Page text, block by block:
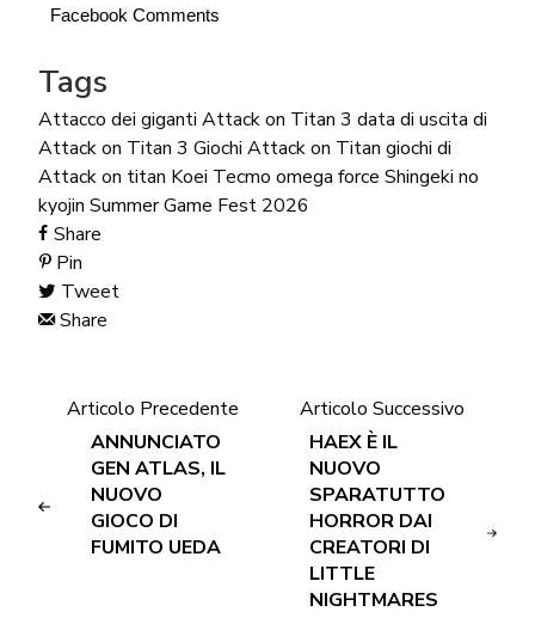
Facebook Comments
Tags
Attacco dei giganti Attack on Titan 3 data di uscita di
Attack on Titan 3 Giochi Attack on Titan giochi di
Attack on titan Koei Tecmo omega force Shingeki no
kyojin Summer Game Fest 2026
Share
Pin
Tweet
Share
Articolo Precedente
ANNUNCIATO
GEN ATLAS, IL
NUOVO
GIOCO DI
FUMITO UEDA
Articolo Successivo
HAEX È IL
NUOVO
SPARATUTTO
HORROR DAI
CREATORI DI
LITTLE
NIGHTMARES